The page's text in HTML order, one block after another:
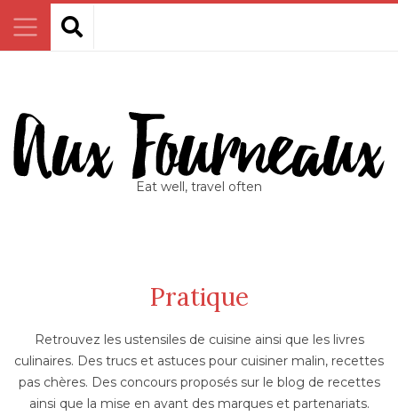
Eat well, travel often
Pratique
Retrouvez les ustensiles de cuisine ainsi que les livres
culinaires. Des trucs et astuces pour cuisiner malin, recettes
pas chères. Des concours proposés sur le blog de recettes
ainsi que la mise en avant des marques et partenariats.